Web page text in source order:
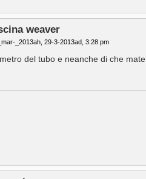
weaver
_2013ah, 29-3-2013ad, 3:28 pm
del tubo e neanche di che